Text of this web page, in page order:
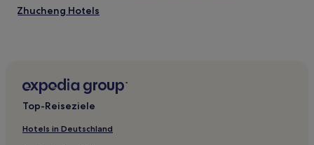
Zhucheng Hotels
Hotels nahe Weifang Linqu Laolongwan Landschaftsresort
Hotels nahe Dinosauriermuseum
Yinan Hotels
Top-Reiseziele
Hotels in Deutschland